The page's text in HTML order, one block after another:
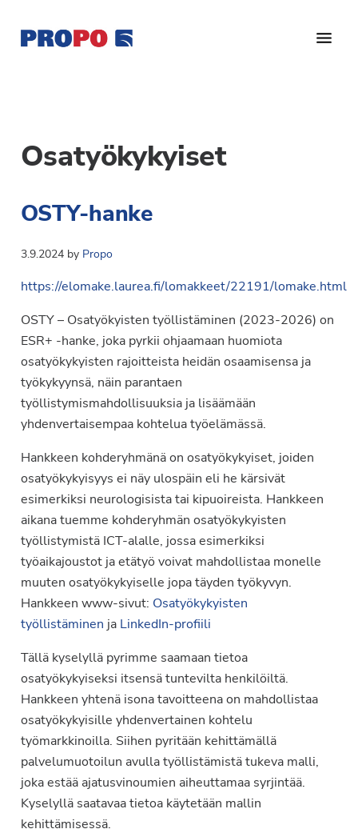
pääsisältöön
alatunnisteeseen
Suomen
eturauhassyöpäyhdistys
Ry
potilasjärjestö,
joka
perustettu
1997.
on
Suomen
Syöpäyhdistyksen
jäsenjärjestö.
Osatyökykyiset
OSTY-hanke
3.9.2024by Propo
https://elomake.laurea.fi/lomakkeet/22191/lomake.html
OSTY – Osatyökyisten työllistäminen (2023-2026) on
ESR+ -hanke, joka pyrkii ohjaamaan huomiota
osatyökykyisten rajoitteista heidän osaamisensa ja
työkykyynsä, näin parantaen
työllistymismahdollisuuksia ja lisäämään
yhdenvertaisempaa kohtelua työelämässä.
Hankkeen kohderyhmänä on osatyökykyiset, joiden
osatyökykyisyys ei näy ulospäin eli he kärsivät
esimerkiksi neurologisista tai kipuoireista. Hankkeen
aikana tuemme kohderyhmän osatyökykyisten
työllistymistä ICT-alalle, jossa esimerkiksi
työaikajoustot ja etätyö voivat mahdollistaa monelle
muuten osatyökykyiselle jopa täyden työkyvyn.
Hankkeen www-sivut: Osatyökykyisten
työllistäminen ja LinkedIn-profiili
Tällä kyselyllä pyrimme saamaan tietoa
osatyökykyiseksi itsensä tuntevilta henkilöiltä.
Hankkeen yhtenä isona tavoitteena on mahdollistaa
osatyökykyisille yhdenvertainen kohtelu
työmarkkinoilla. Siihen pyritään kehittämällä
palvelumuotoilun avulla työllistämistä tukeva malli,
joka estää ajatusvinoumien aiheuttamaa syrjintää.
Kyselyllä saatavaa tietoa käytetään mallin
kehittämisessä.